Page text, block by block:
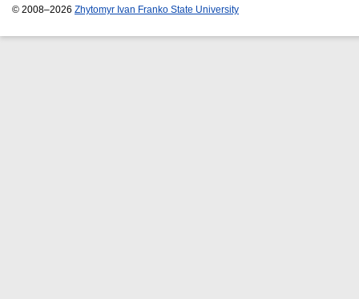
© 2008–2026 Zhytomyr Ivan Franko State University